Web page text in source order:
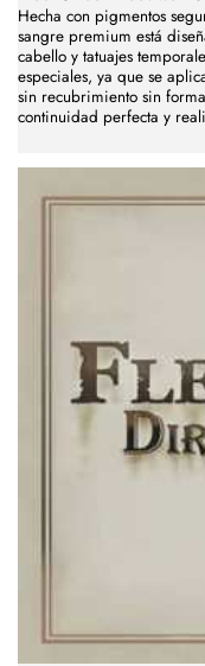
Hecha con pigmentos
sangre premium está
cabello y tatuajes
especiales, ya que se
sin recubrimiento sin
continuidad perfecta y